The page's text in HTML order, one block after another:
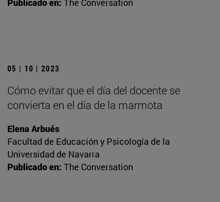
Publicado en: The Conversation
05 | 10 | 2023
Cómo evitar que el día del docente se
convierta en el día de la marmota
Elena Arbués
Facultad de Educación y Psicología de la
Universidad de Navarra
Publicado en: The Conversation